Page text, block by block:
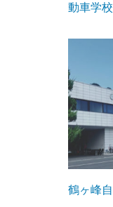
動車学
鶴ヶ峰